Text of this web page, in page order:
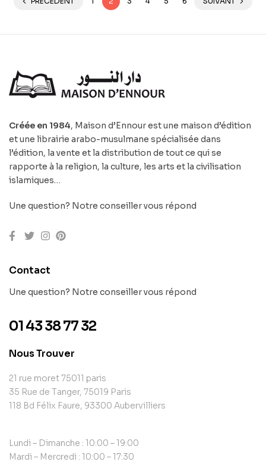
Créée en 1984, Maison d’Ennour est une maison d’édition
et une librairie arabo-musulmane spécialisée dans
l’édition, la vente et la distribution de tout ce qui se
rapporte à la religion, la culture, les arts et la civilisation
islamiques…
Une question? Notre conseiller vous répond
Contact
Une question? Notre conseiller vous répond
01 43 38 77 32
Nous Trouver
21 rue moret 75011 paris
35 Rue de Tanger, 75019 Paris
118 Bd Félix Faure, 93300 Aubervilliers
Lundi – Dimanche : 10:00 – 19:00
Mardi – Mercredi : 10:00 – 17:30